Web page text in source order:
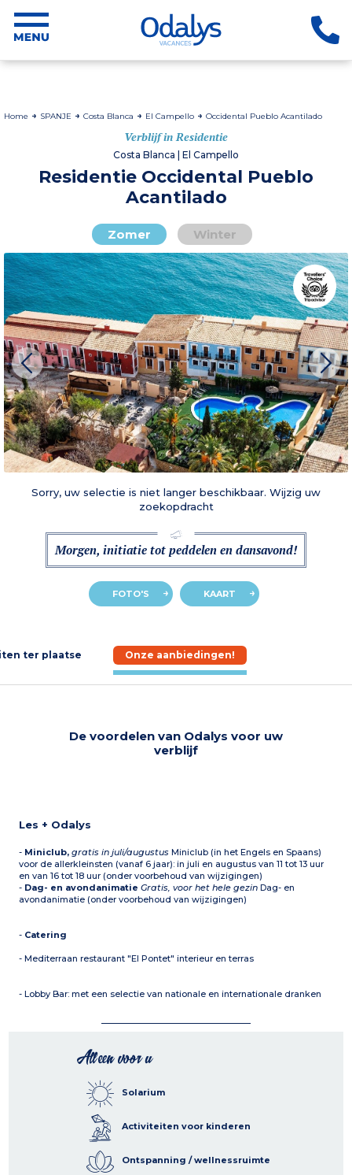
Home SPANJE Costa Blanca El Campello Occidental Pueblo Acantilado
Verblijf in Residentie
Costa Blanca | El Campello
Residentie Occidental Pueblo
Acantilado
Zomer Winter
Sorry, uw selectie is niet langer beschikbaar. Wijzig uw
zoekopdracht
Morgen, initiatie tot peddelen en dansavond!
FOTO'S KAART
ter plaatse Onze aanbiedingen!
De voordelen van Odalys voor uw
verblijf
Les + Odalys
- Miniclub,gratis in juli/augustus Miniclub (in het Engels en Spaans)
voor de allerkleinsten (vanaf 6 jaar): in juli en augustus van 11 tot 13 uur
en van 16 tot 18 uur (onder voorbehoud van wijzigingen)
- Dag- en avondanimatieGratis, voor het hele gezin Dag- en
avondanimatie (onder voorbehoud van wijzigingen)
- Catering
- Mediterraan restaurant "El Pontet" interieur en terras
- Lobby Bar: met een selectie van nationale en internationale dranken
Alleen voor u
Solarium
Activiteiten voor kinderen
Ontspanning / wellnessruimte